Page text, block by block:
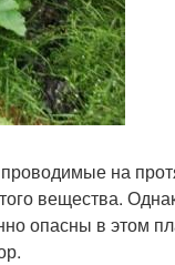
на
вещества.
опасны в этом